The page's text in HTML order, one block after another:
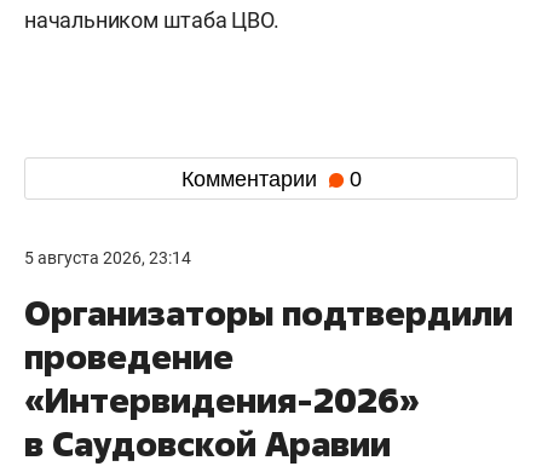
начальником штаба ЦВО.
Комментарии 0
5 августа 2026, 23:14
Организаторы подтвердили
проведение
«Интервидения-2026»
в Саудовской Аравии